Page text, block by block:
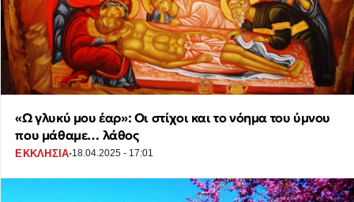
«Ω γλυκύ μου έαρ»: Οι στίχοι και το νόημα του ύμνου
που μάθαμε… λάθος
ΕΚΚΛΗΣΙΑ·18.04.2025 - 17:01